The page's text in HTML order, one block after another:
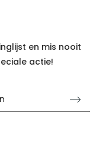
en mis nooit
actie!